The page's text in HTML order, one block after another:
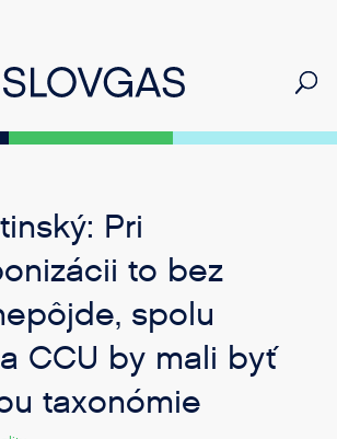
Pri
to bez
spolu
CCU by mali byť
taxonómie